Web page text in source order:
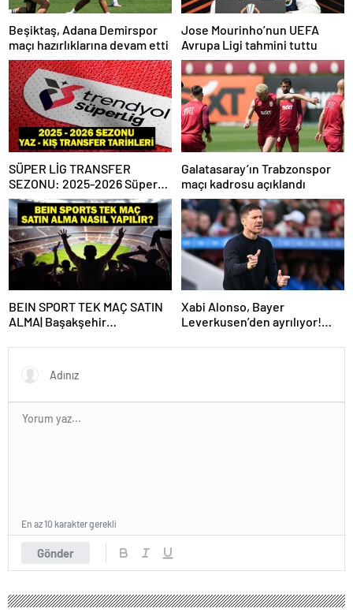
Beşiktaş, Adana Demirspor
maçı hazırlıklarına devam etti
Jose Mourinho’nun UEFA
Avrupa Ligi tahmini tuttu
SÜPER LİG TRANSFER
SEZONU: 2025-2026 Süper
Lig Yaz Transfer Sezonu Ne
Zaman Başlayacak? Kış
Transfer Sezonu Ne Zaman
Başlayacak? TFF Açıkladı!
Galatasaray’ın Trabzonspor
maçı kadrosu açıklandı
BEIN SPORT TEK MAÇ SATIN
ALMA| Başakşehir
tek maç satın alma nasıl
yapılır?
Xabi Alonso, Bayer
Leverkusen’den ayrılıyor!
Gönder
En az 10 karakter gerekli